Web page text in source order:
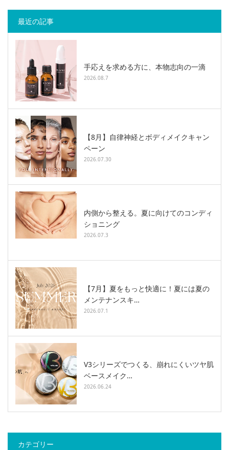
最近の記事
手応えを求める方に、本物志向の一滴
2026.08.7
【8月】自律神経とボディメイクキャン
ペーン
2026.07.30
内側から整える。夏に向けてのコンディ
ショニング
2026.07.3
【7月】夏をもっと快適に！夏には夏の
メンテナンスキ…
2026.07.1
V3シリーズでつくる、崩れにくいツヤ肌
ベースメイク…
2026.06.24
カテゴリー